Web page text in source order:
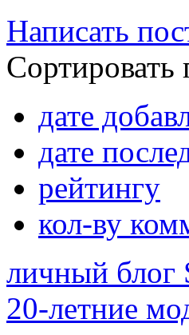
Написать
Сортировать
дате
дате
рейтингу
кол-ву
личный блог
20-летние